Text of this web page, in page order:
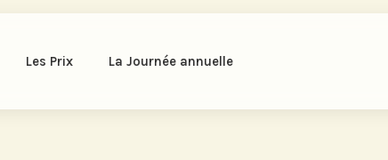
Les Prix La Journée annuelle